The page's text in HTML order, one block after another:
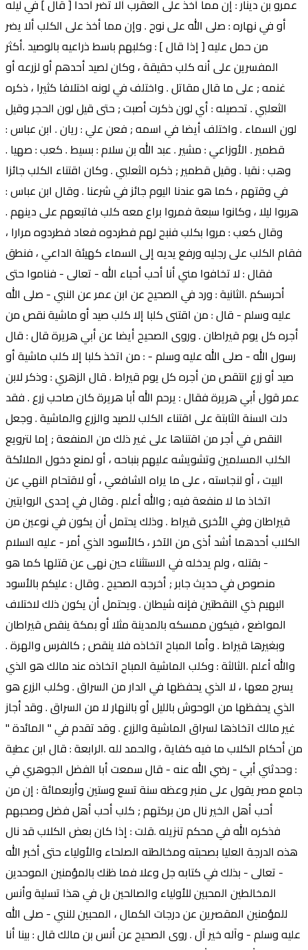
عمرو بن دينار : إن مما أخذ على العقرب ألا تضر أحدا [ قال ] في ليله
أو في نهاره : صلى الله على نوح . وإن مما أخذ على الكلب ألا يضر
من حمل عليه [ إذا قال ] : وكلبهم باسط ذراعيه بالوصيد .أكثر
المفسرين على أنه كلب حقيقة ، وكان لصيد أحدهم أو لزرعه أو
غنمه ; على ما قال مقاتل . واختلف في لونه اختلافا كثيرا ، ذكره
الثعلبي . تحصيله : أي لون ذكرت أصبت ; حتى قيل لون الحجر وقيل
لون السماء . واختلف أيضا في اسمه ; فعن علي : ريان . ابن عباس :
قطمير . الأوزاعي : مشير . عبد الله بن سلام : بسيط . كعب : صهيا .
وهب : نقيا . وقيل قطمير ; ذكره الثعلبي . وكان اقتناء الكلب جائزا
في وقتهم ، كما هو عندنا اليوم جائز في شرعنا . وقال ابن عباس :
هربوا ليلا ، وكانوا سبعة فمروا براع معه كلب فاتبعهم على دينهم .
وقال كعب : مروا بكلب فنبح لهم فطردوه فعاد فطردوه مرارا ،
فقام الكلب على رجليه ورفع يديه إلى السماء كهيئة الداعي ، فنطق
فقال : لا تخافوا مني أنا أحب أحباء الله - تعالى - فناموا حتى
أحرسكم .الثانية : ورد في الصحيح عن ابن عمر عن النبي - صلى الله
عليه وسلم - قال : من اقتنى كلبا إلا كلب صيد أو ماشية نقص من
أجره كل يوم قيراطان . وروى الصحيح أيضا عن أبي هريرة قال : قال
رسول الله - صلى الله عليه وسلم - : من اتخذ كلبا إلا كلب ماشية أو
صيد أو زرع انتقص من أجره كل يوم قيراط . قال الزهري : وذكر لابن
عمر قول أبي هريرة فقال : يرحم الله أبا هريرة كان صاحب زرع . فقد
دلت السنة الثابتة على اقتناء الكلب للصيد والزرع والماشية . وجعل
النقص في أجر من اقتناها على غير ذلك من المنفعة ; إما لترويع
الكلب المسلمين وتشويشه عليهم بنباحه ، أو لمنع دخول الملائكة
البيت ، أو لنجاسته ، على ما يراه الشافعي ، أو لاقتحام النهي عن
اتخاذ ما لا منفعة فيه ; والله أعلم . وقال في إحدى الروايتين
قيراطان وفي الأخرى قيراط . وذلك يحتمل أن يكون في نوعين من
الكلاب أحدهما أشد أذى من الآخر ، كالأسود الذي أمر - عليه السلام
- بقتله ، ولم يدخله في الاستثناء حين نهى عن قتلها كما هو
منصوص في حديث جابر ; أخرجه الصحيح . وقال : عليكم بالأسود
البهيم ذي النقطتين فإنه شيطان . ويحتمل أن يكون ذلك لاختلاف
المواضع ، فيكون ممسكه بالمدينة مثلا أو بمكة ينقص قيراطان
وبغيرها قيراط . وأما المباح اتخاذه فلا ينقص ; كالفرس والهرة .
والله أعلم .الثالثة : وكلب الماشية المباح اتخاذه عند مالك هو الذي
يسرح معها ، لا الذي يحفظها في الدار من السراق . وكلب الزرع هو
الذي يحفظها من الوحوش بالليل أو بالنهار لا من السراق . وقد أجاز
غير مالك اتخاذها لسراق الماشية والزرع . وقد تقدم في " المائدة "
من أحكام الكلاب ما فيه كفاية ، والحمد لله .الرابعة : قال ابن عطية
: وحدثني أبي - رضي الله عنه - قال سمعت أبا الفضل الجوهري في
جامع مصر يقول على منبر وعظه سنة تسع وستين وأربعمائة : إن من
أحب أهل الخير نال من بركتهم ; كلب أحب أهل فضل وصحبهم
فذكره الله في محكم تنزيله .قلت : إذا كان بعض الكلاب قد نال
هذه الدرجة العليا بصحبته ومخالطته الصلحاء والأولياء حتى أخبر الله
- تعالى - بذلك في كتابه جل وعلا فما ظنك بالمؤمنين الموحدين
المخالطين المحبين للأولياء والصالحين بل في هذا تسلية وأنس
للمؤمنين المقصرين عن درجات الكمال ، المحبين للنبي - صلى الله
عليه وسلم - وآله خير آل . روى الصحيح عن أنس بن مالك قال : بينا أنا